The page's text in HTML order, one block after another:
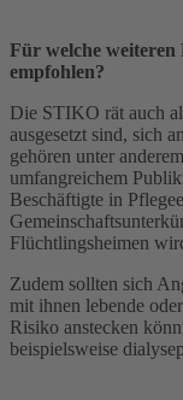
Für welche weiteren
empfohlen?
Die STIKO rät auch
ausgesetzt sind, sich
gehören unter
umfangreichem
Beschäftigte in
Flüchtlingsheimen
Zudem sollten sich
mit ihnen lebende
Risiko anstecken
beispielsweise